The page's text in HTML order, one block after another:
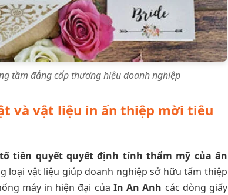
tầm đẳng cấp thương hiệu doanh nghiệp
và vật liệu in ấn thiệp mời tiêu
tiên quyết quyết định tính thẩm mỹ của ấn
loại vật liệu giúp doanh nghiệp sở hữu tấm thiệp
máy in hiện đại của In An Anh các dòng giấy